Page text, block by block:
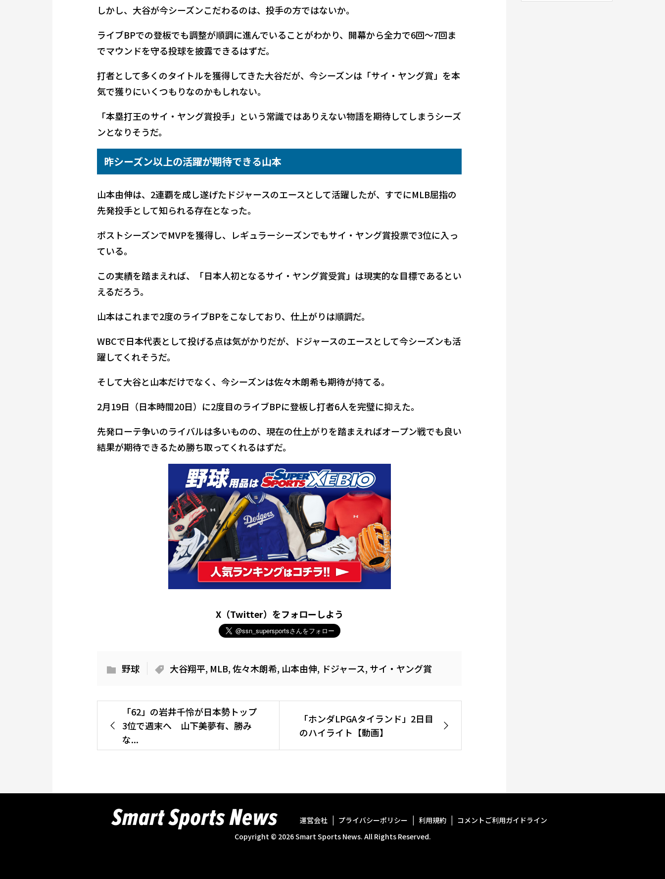
しかし、大谷が今シーズンこだわるのは、投手の方ではないか。
ライブBPでの登板でも調整が順調に進んでいることがわかり、開幕から全力で6回～7回ま
でマウンドを守る投球を披露できるはずだ。
打者として多くのタイトルを獲得してきた大谷だが、今シーズンは「サイ・ヤング賞」を本
気で獲りにいくつもりなのかもしれない。
「本塁打王のサイ・ヤング賞投手」という常識ではありえない物語を期待してしまうシーズ
ンとなりそうだ。
昨シーズン以上の活躍が期待できる山本
山本由伸は、2連覇を成し遂げたドジャースのエースとして活躍したが、すでにMLB屈指の
先発投手として知られる存在となった。
ポストシーズンでMVPを獲得し、レギュラーシーズンでもサイ・ヤング賞投票で3位に入っ
ている。
この実績を踏まえれば、「日本人初となるサイ・ヤング賞受賞」は現実的な目標であるとい
えるだろう。
山本はこれまで2度のライブBPをこなしており、仕上がりは順調だ。
WBCで日本代表として投げる点は気がかりだが、ドジャースのエースとして今シーズンも活
躍してくれそうだ。
そして大谷と山本だけでなく、今シーズンは佐々木朗希も期待が持てる。
2月19日（日本時間20日）に2度目のライブBPに登板し打者6人を完璧に抑えた。
先発ローテ争いのライバルは多いものの、現在の仕上がりを踏まえればオープン戦でも良い
結果が期待できるため勝ち取ってくれるはずだ。
X（Twitter）をフォローしよう
野球 大谷翔平, MLB,佐々木朗希, 山本由伸, ドジャース, サイ・ヤング賞
「62」の岩井千怜が日本勢トップ
3位で週末へ 山下美夢有、勝み
な...
「ホンダLPGAタイランド」2日目
のハイライト【動画】
運営会社 プライバシーポリシー 利用規約
コメントご利用ガイドライン
Copyright © 2026Smart Sports News. All Rights Reserved.